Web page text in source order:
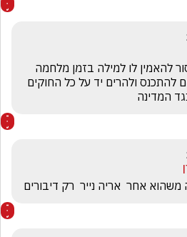
המדינה
אחר  אריה נייר  רק דיבורים